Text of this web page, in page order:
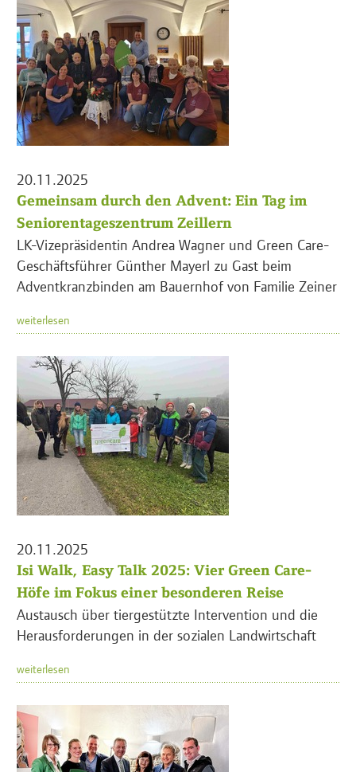
20.11.2025
Gemeinsam durch den Advent: Ein Tag im
Seniorentageszentrum Zeillern
LK-Vizepräsidentin Andrea Wagner und Green Care-
Geschäftsführer Günther Mayerl zu Gast beim
Adventkranzbinden am Bauernhof von Familie Zeiner
weiterlesen
20.11.2025
Isi Walk, Easy Talk 2025: Vier Green Care-
Höfe im Fokus einer besonderen Reise
Austausch über tiergestützte Intervention und die
Herausforderungen in der sozialen Landwirtschaft
weiterlesen